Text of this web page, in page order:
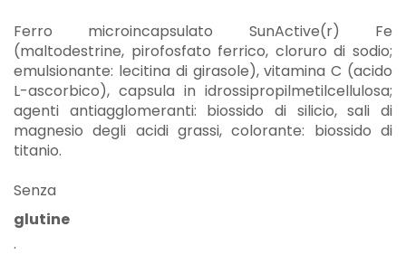
Ferro microincapsulato SunActive(r) Fe
(maltodestrine, pirofosfato ferrico, cloruro di sodio;
emulsionante: lecitina di girasole), vitamina C (acido
L-ascorbico), capsula in idrossipropilmetilcellulosa;
agenti antiagglomeranti: biossido di silicio, sali di
magnesio degli acidi grassi, colorante: biossido di
titanio.
Senza
glutine
.